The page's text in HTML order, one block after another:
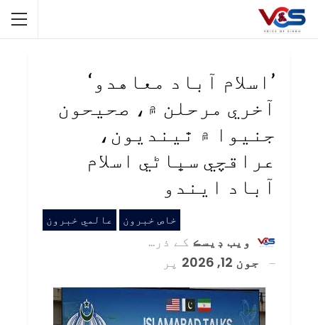
’اسلام آباد معاهدو‘
آخري مرحلن ۾، صحيحون
جنيوا ۾ ٿينديون،
عراقچي سڀاڻي اسلام
آباد ايندو
خاص خبرون عالمي خبرون
ويب ڊيسڪ کے ذریعہ
جون 12, 2026
پر